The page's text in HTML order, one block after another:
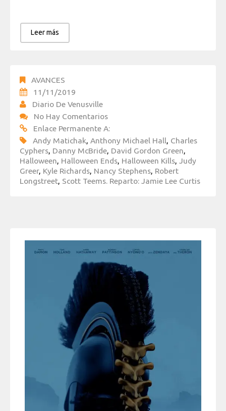
Leer más
AVANCES
11/11/2019
Diario De Venusville
No Hay Comentarios
Enlace Permanente A:
Andy Matichak Anthony Michael Hall Charles
Cyphers Danny McBride David Gordon Green
Halloween Halloween Ends Halloween Kills
Judy
Greer, Kyle Richards Nancy Stephens Robert
Longstreet Scott Teems. Reparto: Jamie Lee Curtis